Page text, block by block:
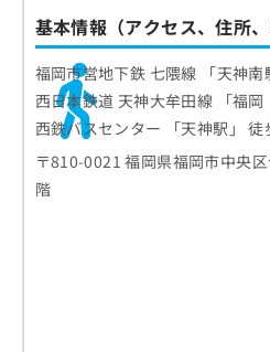
基本情報（アクセス、住所、
福岡市営地下鉄 七隈線 「天神南
西日本鉄道 天神大牟田線 「福
西鉄バスセンター 「天神駅」 徒
〒810-0021 福岡県福岡市中央
階